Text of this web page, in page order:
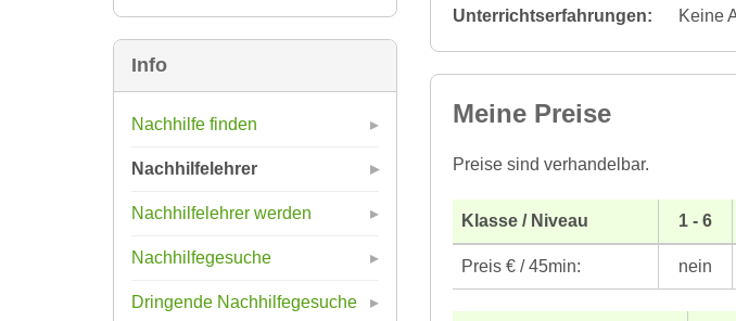
Info
Nachhilfe finden
Nachhilfelehrer
Nachhilfelehrer werden
Nachhilfegesuche
Dringende Nachhilfegesuche
Unterrichtserfahrungen:
Keine
Meine Preise
Preise sind verhandelbar.
Klasse / Niveau 1 - 6
Preis € / 45min: nein